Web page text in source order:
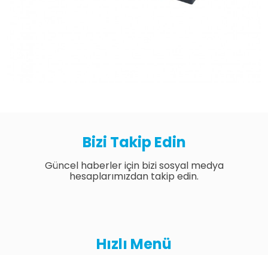
Bizi Takip Edin
Güncel haberler için bizi sosyal medya
hesaplarımızdan takip edin.
Hızlı Menü